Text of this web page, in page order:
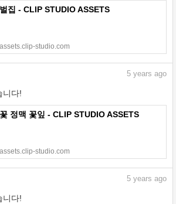
벌집 - CLIP STUDIO ASSETS
assets.clip-studio.com
니다!
5 years ago
꽃 정맥 꽃잎 - CLIP STUDIO ASSETS
assets.clip-studio.com
니다!
5 years ago